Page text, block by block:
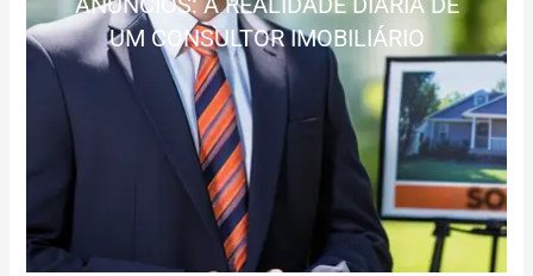
UM CONSULTOR IMOBILIÁRIO